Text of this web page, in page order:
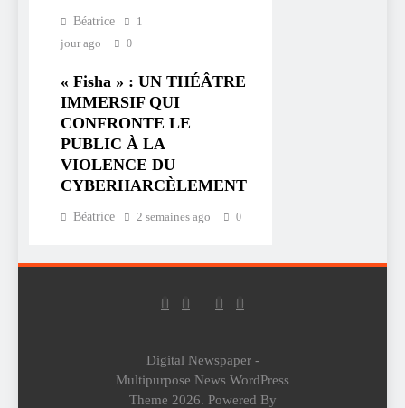
Béatrice
1
jour ago
0
« Fisha » : UN THÉÂTRE
IMMERSIF QUI
CONFRONTE LE
PUBLIC À LA
VIOLENCE DU
CYBERHARCÈLEMENT
Béatrice 2 semaines ago 0
Digital Newspaper -
Multipurpose News WordPress
Theme 2026. Powered By